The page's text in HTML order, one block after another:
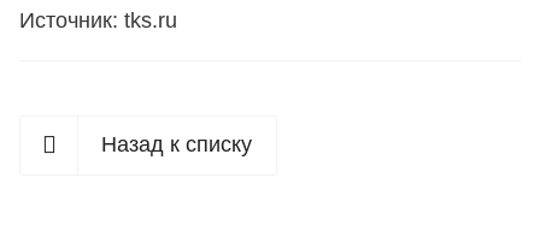
Источник: tks.ru
Назад к списку